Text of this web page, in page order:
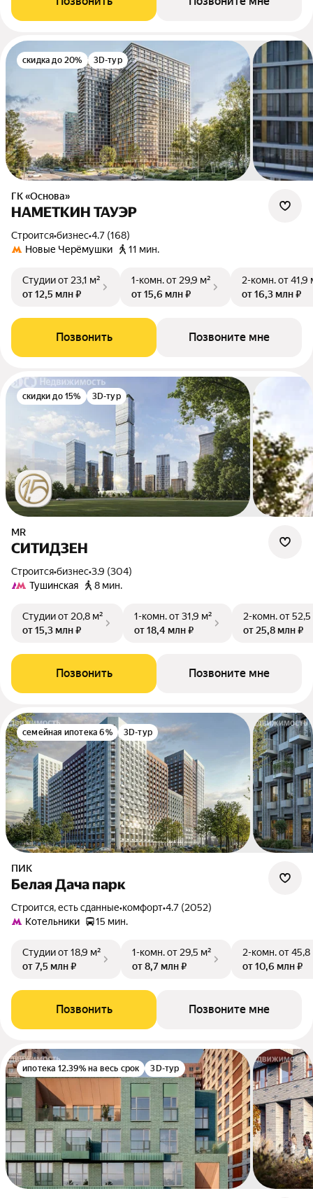
скидка до 20% 3D-тур
ГК «Основа»
НАМЕТКИН ТАУЭР
Строится•бизнес•4.7 (168)
Новые Черёмушки
11 мин.
Студииот 23,1 м²
от 12,5 млн ₽
1-комн.от 29,9 м²
от 15,6 млн ₽
2-комн.от 41,9
от 16,3 млн ₽
Позвонить Позвоните мне
скидки до 15% 3D-тур
MR
СИТИДЗЕН
Строится•бизнес•3.9 (304)
Тушинская
8 мин.
Студииот 20,8 м²
от 15,3 млн ₽
1-комн.от 31,9 м²
от 18,4 млн ₽
2-комн.от 52,5
от 25,8 млн ₽
Позвонить Позвоните мне
семейная ипотека 6% 3D-тур
ПИК
Белая Дача парк
Строится, есть сданные•комфорт•4.7 (2052)
Котельники
15 мин.
Студииот 18,9 м²
от 7,5 млн ₽
1-комн.от 29,5 м²
от 8,7 млн ₽
2-комн.от 45,8
от 10,6 млн ₽
Позвонить Позвоните мне
ипотека 12.39% на весь срок 3D-тур